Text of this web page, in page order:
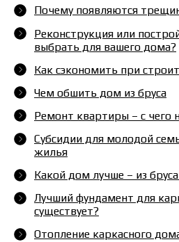
Почему появляются
Реконструкция или
выбрать для вашего дома?
Как сэкономить при
Чем обшить дом из бруса
Ремонт квартиры – с чего
Субсидии для молодой
жилья
Какой дом лучше – из
Лучший фундамент для
существует?
Отопление каркасного